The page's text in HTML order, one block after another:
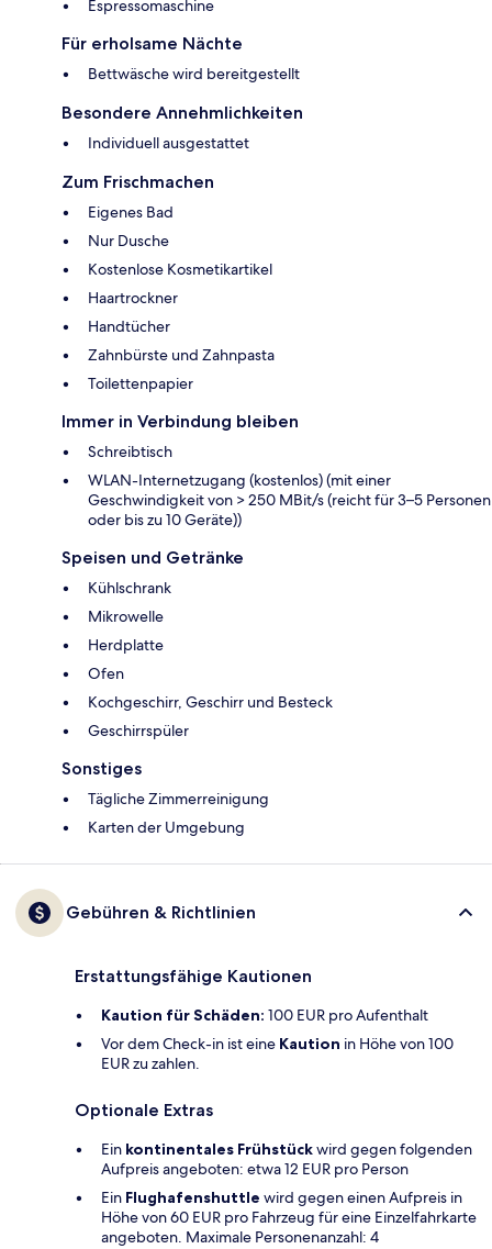
Espressomaschine
Für erholsame Nächte
Bettwäsche wird bereitgestellt
Besondere Annehmlichkeiten
Individuell ausgestattet
Zum Frischmachen
Eigenes Bad
Nur Dusche
Kostenlose Kosmetikartikel
Haartrockner
Handtücher
Zahnbürste und Zahnpasta
Toilettenpapier
Immer in Verbindung bleiben
Schreibtisch
WLAN-Internetzugang (kostenlos) (mit einer
Geschwindigkeit von > 250 MBit/s (reicht für 3–5 Personen
oder bis zu 10 Geräte))
Speisen und Getränke
Kühlschrank
Mikrowelle
Herdplatte
Ofen
Kochgeschirr, Geschirr und Besteck
Geschirrspüler
Sonstiges
Tägliche Zimmerreinigung
Karten der Umgebung
Gebühren & Richtlinien
Erstattungsfähige Kautionen
Kaution für Schäden: 100 EUR pro Aufenthalt
Vor dem Check-in ist eine Kaution in Höhe von 100
EUR zu zahlen.
Optionale Extras
Ein kontinentales Frühstückwird gegen folgenden
Aufpreis angeboten: etwa 12 EUR pro Person
Ein Flughafenshuttle wird gegen einen Aufpreis in
Höhe von 60 EUR pro Fahrzeug für eine Einzelfahrkarte
angeboten. Maximale Personenanzahl: 4